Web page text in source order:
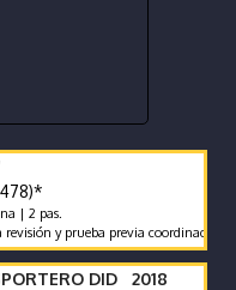
| 2 pas.
y prueba previa coordinación.
DID 2018